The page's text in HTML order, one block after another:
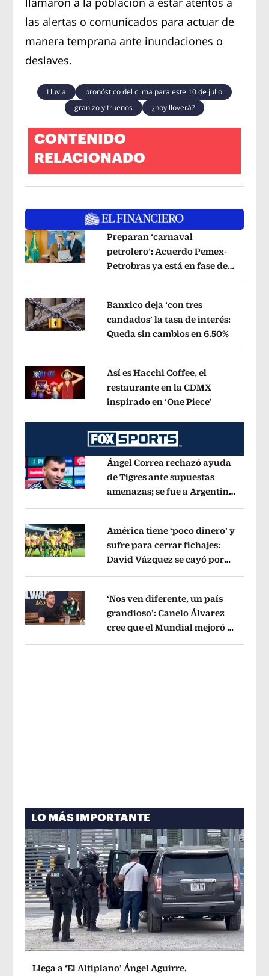
las alertas o comunicados para actuar de
manera temprana ante inundaciones o
deslaves.
Lluvia
pronóstico del clima para este 10 de julio
granizo y truenos
¿hoy lloverá?
CONTENIDO
RELACIONADO
Opens in new window
Preparan ‘carnaval
petrolero’: Acuerdo Pemex-
Petrobras ya está en fase de
Opens in new window
Banxico deja ‘con tres
candados’ la tasa de interés:
Queda sin cambios en 6.50%Opens
Opens in new window
Así es Hacchi Coffee, el
restaurante en la CDMX
inspirado en ‘One Piece’
Opens in new window
Ángel Correa rechazó ayuda
de Tigres ante supuestas
amenazas; se fue a Argentina
Opens in new window
América tiene ‘poco dinero’ y
sufre para cerrar fichajes:
David Vázquez se cayó por
Opens in new window
‘Nos ven diferente, un país
grandioso’: Canelo Álvarez
cree que el Mundial mejoró la
LO MÁS IMPORTANTE
Llega a ‘El Altiplano’ Ángel Aguirre,